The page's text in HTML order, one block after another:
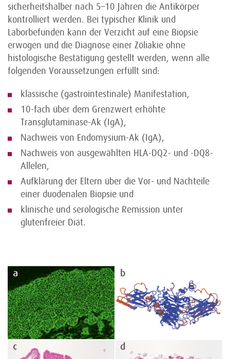
sicherheitshalber nach 5–10 Jahren die Antikörper
kontrolliert werden. Bei typischer Klinik und
Laborbefunden kann der Verzicht auf eine Biopsie
erwogen und die Diagnose einer Zöliakie ohne
histologische Bestätigung gestellt werden, wenn alle
folgenden Voraussetzungen erfüllt sind:
klassische (gastrointestinale) Manifestation,
10-fach über dem Grenzwert erhöhte
Transglutaminase-Ak (IgA),
Nachweis von Endomysium-Ak (IgA),
Nachweis von ausgewählten HLA-DQ2- und -DQ8-
Allelen,
Aufklärung der Eltern über die Vor- und Nachteile
einer duodenalen Biopsie und
klinische und serologische Remission unter
glutenfreier Diät.